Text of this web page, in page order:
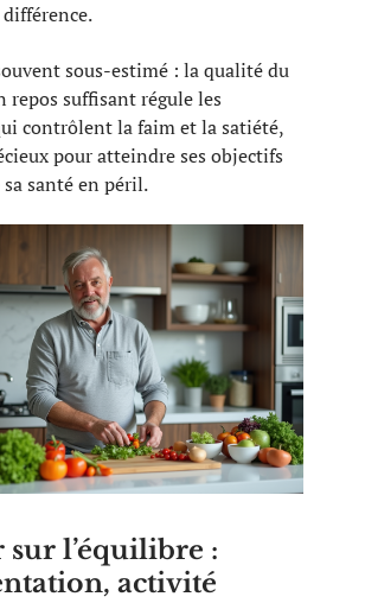
sous-estimé : la qualité du
repos suffisant régule les
contrôlent la faim et la satiété,
pour atteindre ses objectifs
santé en péril.
sur l’équilibre :
activité